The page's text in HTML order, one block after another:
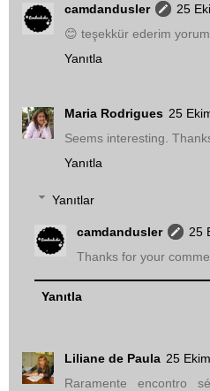
camdandusler
25
😊 teşekkür ederim
Yanıtla
Maria Rodrigues 25
Seems interesting.
Yanıtla
Yanıtlar
camdandusler
25
Thanks for your
Yanıtla
Liliane de Paula 25
Raramente encontro